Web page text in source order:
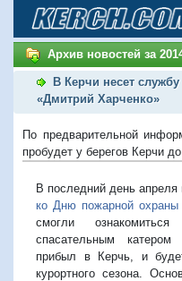
Архив новостей за
В Керчи несет
«Дмитрий Харченко»
По предварительной
пробудет у берегов Керчи
В последний день апреля
ко Дню пожарной
смогли
спасательным
прибыл в Керчь, и
курортного сезона.